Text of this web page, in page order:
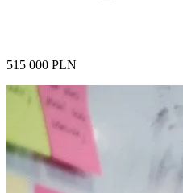
515 000 PLN